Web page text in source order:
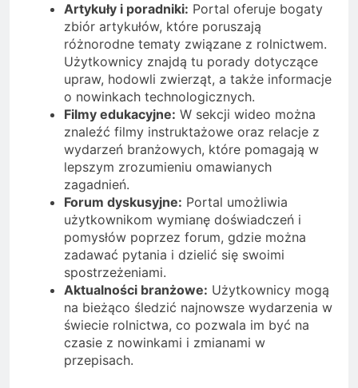
Artykuły i poradniki: Portal oferuje bogaty
zbiór artykułów, które poruszają
różnorodne tematy związane z rolnictwem.
Użytkownicy znajdą tu porady dotyczące
upraw, hodowli zwierząt, a także informacje
o nowinkach technologicznych.
Filmy edukacyjne: W sekcji wideo można
znaleźć filmy instruktażowe oraz relacje z
wydarzeń branżowych, które pomagają w
lepszym zrozumieniu omawianych
zagadnień.
Forum dyskusyjne: Portal umożliwia
użytkownikom wymianę doświadczeń i
pomysłów poprzez forum, gdzie można
zadawać pytania i dzielić się swoimi
spostrzeżeniami.
Aktualności branżowe: Użytkownicy mogą
na bieżąco śledzić najnowsze wydarzenia w
świecie rolnictwa, co pozwala im być na
czasie z nowinkami i zmianami w
przepisach.